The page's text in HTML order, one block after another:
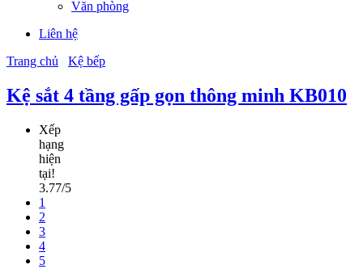
Văn phòng
Liên hệ
Trang chủ
Kệ bếp
Kệ sắt 4 tầng gấp gọn thông minh KB010
Xếp
hạng
hiện
tại!
3.77/5
1
2
3
4
5